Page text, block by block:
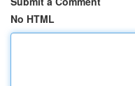
No HTML